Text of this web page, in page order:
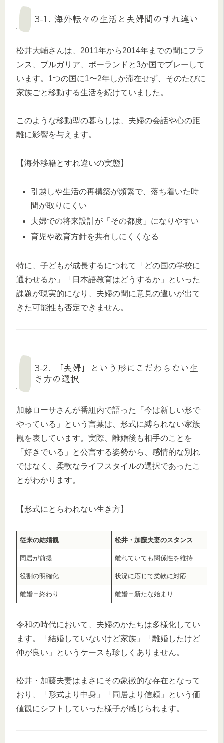
3-1. 海外転々の生活と夫婦間のすれ違い
松井大輔さんは、2011年から2014年までの間にフラ
ンス、ブルガリア、ポーランドと3か国でプレーして
います。1つの国に1〜2年しか滞在せず、そのたびに
家族ごと移動する生活を続けていました。
このような移動型の暮らしは、夫婦の会話や心の距
離に影響を与えます。
【海外移籍とすれ違いの実態】
引越しや生活の再構築が頻繁で、落ち着いた時
間が取りにくい
夫婦での将来設計が「その都度」になりやすい
育児や教育方針を共有しにくくなる
特に、子どもが成長するにつれて「どの国の学校に
通わせるか」「日本語教育はどうするか」といった
課題が現実的になり、夫婦の間に意見の違いが出て
きた可能性も否定できません。
3-2. 「夫婦」という形にこだわらない生
き方の選択
加藤ローサさんが番組内で語った「今は新しい形で
やっている」という言葉は、形式に縛られない家族
観を表しています。実際、離婚後も相手のことを
「好きでいる」と公言する姿勢から、感情的な別れ
ではなく、柔軟なライフスタイルの選択であったこ
とがわかります。
【形式にとらわれない生き方】
従来の結婚観 松井・加藤夫妻のスタンス
同居が前提 離れていても関係性を維持
役割の明確化 状況に応じて柔軟に対応
離婚＝終わり 離婚＝新たな始まり
令和の時代において、夫婦のかたちは多様化してい
ます。「結婚していないけど家族」「離婚したけど
仲が良い」というケースも珍しくありません。
松井・加藤夫妻はまさにその象徴的な存在となって
おり、「形式より中身」「同居より信頼」という価
値観にシフトしていった様子が感じられます。